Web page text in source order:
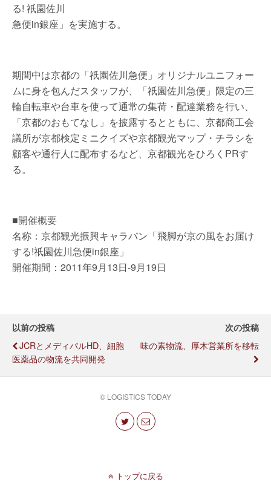
る! 祇園佐川
急便in銀座」を実施する。
期間中は京都の「祇園佐川急便」オリジナルユニフォー
ムに身を包んだスタッフが、「祇園佐川急便」限定の三
輪自転車や台車を使って通常の集荷・配達業務を行い、
「京都のおもてなし」を披露するとともに、京都商工会
議所が京都検定ミニクイズや京都観光マップ・チラシを
顧客や通行人に配布するなど、京都観光をひろくPRす
る。
■開催概要
名称：京都観光振興キャラバン「飛脚が京の風をお届け
する!祇園佐川急便in銀座」
開催期間：2011年9月13日-9月19日
以前の投稿
JCRとメディパルHD、細胞
医薬品の物流を共同開発
次の投稿
味の素物流、厚木営業所を移転
© LOGISTICS TODAY
トップに戻る